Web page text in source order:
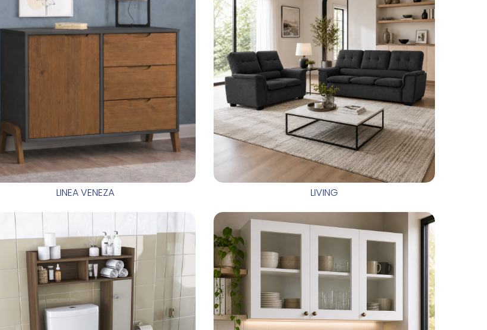
LINEA VENEZA LIVING